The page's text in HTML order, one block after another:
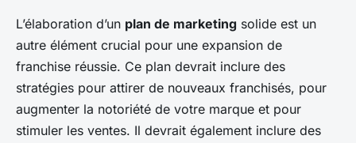
L’élaboration d’un plan de marketing solide est un
autre élément crucial pour une expansion de
franchise réussie. Ce plan devrait inclure des
stratégies pour attirer de nouveaux franchisés, pour
augmenter la notoriété de votre marque et pour
stimuler les ventes. Il devrait également inclure des